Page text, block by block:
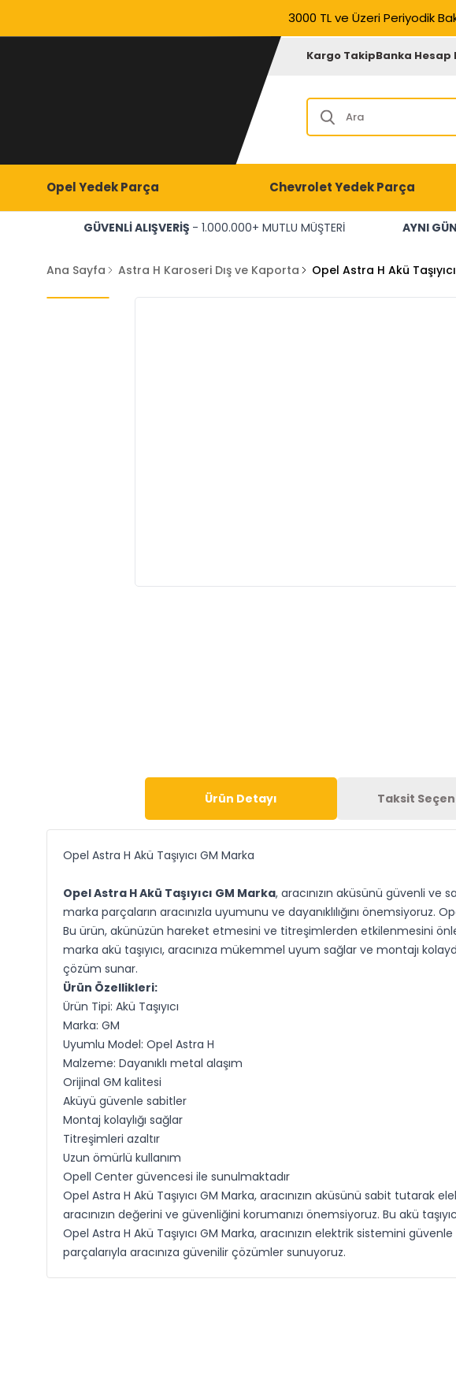
3000 TL ve Üzeri Periyodik
Kargo TakipBanka Hesap
Opel Yedek Parça Chevrolet Yedek Parça
GÜVENLİ ALIŞVERİŞ - 1.000.000+ MUTLU MÜŞTERİ AYNI
Ana Sayfa Astra H Karoseri Dış ve Kaporta Opel Astra H Akü
Ürün Detayı Taksit
Opel Astra H Akü Taşıyıcı GM Marka
Opel Astra H Akü Taşıyıcı GM Marka, aracınızın aküsünü güvenli ve
marka parçaların aracınızla uyumunu ve dayanıklılığını önemsiyoruz.
Bu ürün, akünüzün hareket etmesini ve titreşimlerden etkilenmesini
marka akü taşıyıcı, aracınıza mükemmel uyum sağlar ve montajı
çözüm sunar.
Ürün Özellikleri:
Ürün Tipi: Akü Taşıyıcı
Marka: GM
Uyumlu Model: Opel Astra H
Malzeme: Dayanıklı metal alaşım
Orijinal GM kalitesi
Aküyü güvenle sabitler
Montaj kolaylığı sağlar
Titreşimleri azaltır
Uzun ömürlü kullanım
Opell Center güvencesi ile sunulmaktadır
Opel Astra H Akü Taşıyıcı GM Marka, aracınızın aküsünü sabit
aracınızın değerini ve güvenliğini korumanızı önemsiyoruz. Bu akü
Opel Astra H Akü Taşıyıcı GM Marka, aracınızın elektrik sistemini
parçalarıyla aracınıza güvenilir çözümler sunuyoruz.